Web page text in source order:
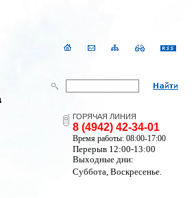
ГОРЯЧАЯ ЛИНИЯ
8 (4942) 42-34-01
Время работы: 08:00-17:00
Перерыв 12:00-13:00
Выходные дни:
Суббота, Воскресенье.